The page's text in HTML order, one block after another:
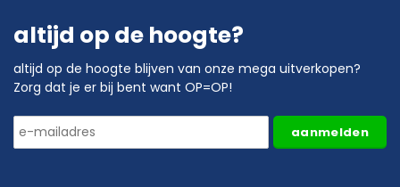
altijd op de hoogte?
altijd op de hoogte blijven van onze mega uitverkopen?
Zorg dat je er bij bent want OP=OP!
aanmelden